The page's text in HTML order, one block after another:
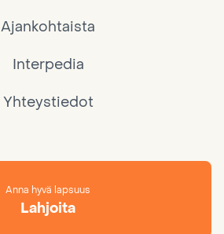
Ajankohtaista
Interpedia
Yhteystiedot
Anna hyvä lapsuus
Lahjoita